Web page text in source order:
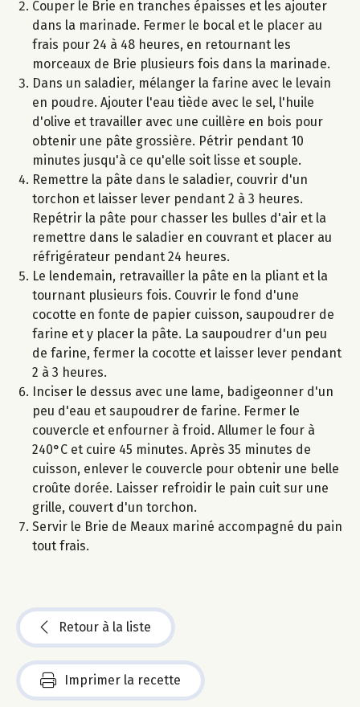
Couper le Brie en tranches épaisses et les ajouter
dans la marinade. Fermer le bocal et le placer au
frais pour 24 à 48 heures, en retournant les
morceaux de Brie plusieurs fois dans la marinade.
Dans un saladier, mélanger la farine avec le levain
en poudre. Ajouter l'eau tiède avec le sel, l'huile
d'olive et travailler avec une cuillère en bois pour
obtenir une pâte grossière. Pétrir pendant 10
minutes jusqu'à ce qu'elle soit lisse et souple.
Remettre la pâte dans le saladier, couvrir d'un
torchon et laisser lever pendant 2 à 3 heures.
Repétrir la pâte pour chasser les bulles d'air et la
remettre dans le saladier en couvrant et placer au
réfrigérateur pendant 24 heures.
Le lendemain, retravailler la pâte en la pliant et la
tournant plusieurs fois. Couvrir le fond d'une
cocotte en fonte de papier cuisson, saupoudrer de
farine et y placer la pâte. La saupoudrer d'un peu
de farine, fermer la cocotte et laisser lever pendant
2 à 3 heures.
Inciser le dessus avec une lame, badigeonner d'un
peu d'eau et saupoudrer de farine. Fermer le
couvercle et enfourner à froid. Allumer le four à
240°C et cuire 45 minutes. Après 35 minutes de
cuisson, enlever le couvercle pour obtenir une belle
croûte dorée. Laisser refroidir le pain cuit sur une
grille, couvert d'un torchon.
Servir le Brie de Meaux mariné accompagné du pain
tout frais.
Retour à la liste
Imprimer la recette